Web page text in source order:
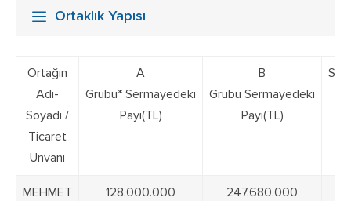
Ortaklık Yapısı
Ortağın
Adı-
Soyadı /
Ticaret
Unvanı
A
Grubu* Sermayedeki
Payı(TL)
B
Grubu Sermayedeki
Payı(TL)
MEHMET
128.000.000 247.680.000